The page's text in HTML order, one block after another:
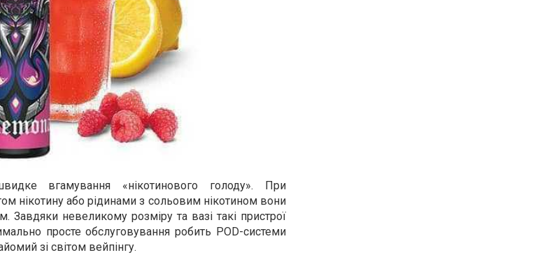
вгамування «нікотинового голоду». При
нікотину або рідинами з сольовим нікотином вони
Завдяки невеликому розміру та вазі такі пристрої
просте обслуговування робить POD-системи
зі світом вейпінгу.